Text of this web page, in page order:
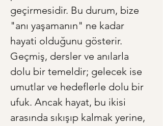
geçirmesidir. Bu durum, bize
"anı yaşamanın" ne kadar
hayati olduğunu gösterir.
Geçmiş, dersler ve anılarla
dolu bir temeldir; gelecek ise
umutlar ve hedeflerle dolu bir
ufuk. Ancak hayat, bu ikisi
arasında sıkışıp kalmak yerine,